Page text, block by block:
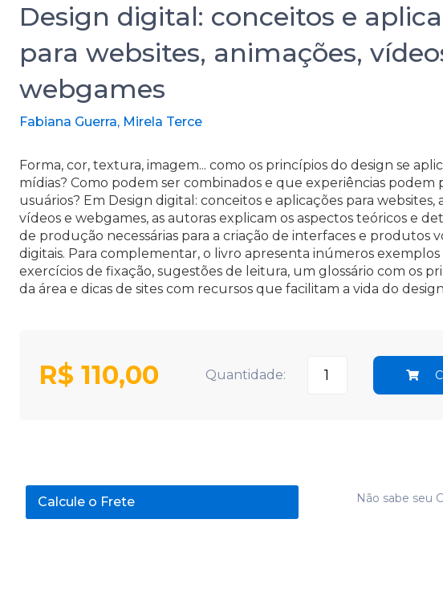
Design digital: conceitos e
para websites, animações,
webgames
Fabiana Guerra, Mirela Terce
Forma, cor, textura, imagem... como os princípios do design se
mídias? Como podem ser combinados e que experiências podem
usuários? Em Design digital: conceitos e aplicações para websites,
vídeos e webgames, as autoras explicam os aspectos teóricos e
de produção necessárias para a criação de interfaces e produtos
digitais. Para complementar, o livro apresenta inúmeros exemplos
exercícios de fixação, sugestões de leitura, um glossário com os
da área e dicas de sites com recursos que facilitam a vida do
R$ 110,00 Quantidade:
Calcule o Frete Não sabe seu